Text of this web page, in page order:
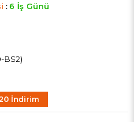
: 6 İş Günü
BS2)
20 İndirim